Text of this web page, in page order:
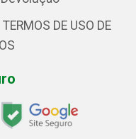
DE USO DE